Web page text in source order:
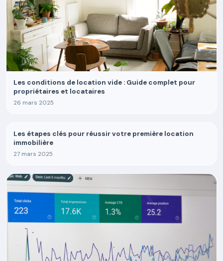
Les conditions de location vide : Guide complet pour
propriétaires et locataires
26 mars 2025
Les étapes clés pour réussir votre première location
immobilière
27 mars 2025